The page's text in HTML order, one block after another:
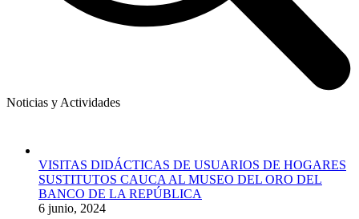
Noticias y Actividades
VISITAS DIDÁCTICAS DE USUARIOS DE HOGARES
SUSTITUTOS CAUCA AL MUSEO DEL ORO DEL
BANCO DE LA REPÚBLICA
6 junio, 2024